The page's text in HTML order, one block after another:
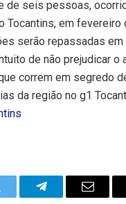
de seis pessoas,
Tocantins, em fevereiro
serão repassadas em
de não prejudicar o
correm em segredo
da região no g1
TelegramEmail